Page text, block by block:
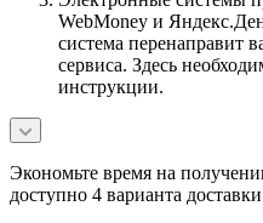
WebMoney и
система перенаправит
сервиса. Здесь
инструкции.
Экономьте время на
доступно 4 варианта